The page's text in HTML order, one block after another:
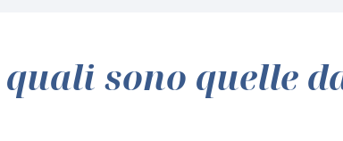
sono quelle